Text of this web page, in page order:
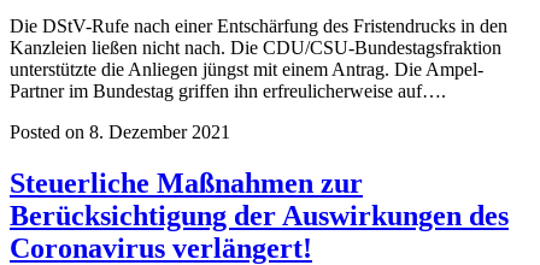
Die DStV-Rufe nach einer Entschärfung des Fristendrucks in den
Kanzleien ließen nicht nach. Die CDU/CSU-Bundestagsfraktion
unterstützte die Anliegen jüngst mit einem Antrag. Die Ampel-
Partner im Bundestag griffen ihn erfreulicherweise auf….
Posted on 8. Dezember 2021
Steuerliche Maßnahmen zur
Berücksichtigung der Auswirkungen des
Coronavirus verlängert!